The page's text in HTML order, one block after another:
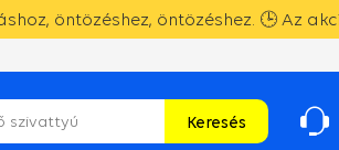
öntözéshez, öntözéshez. 🕒 Az
Keresés